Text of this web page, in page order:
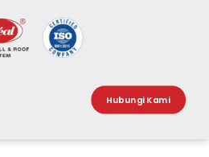
Hubungi Kami